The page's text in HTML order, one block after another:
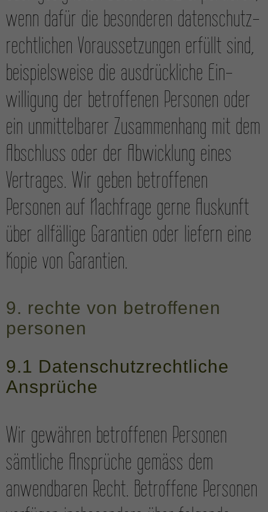
wenn dafür die besonderen daten­schutz­
rechtlichen Voraus­setzungen erfüllt sind,
beispiels­weise die ausdrückliche Ein­
willigung der betroffenen Personen oder
ein unmittelbarer Zusammen­hang mit dem
Abschluss oder der Abwicklung eines
Vertrages. Wir geben betroffenen
Personen auf Nachfrage gerne Auskunft
über allfällige Garantien oder liefern eine
Kopie von Garantien.
9. rechte von betroffenen
personen
9.1 Daten­schutz­rechtliche
Ansprüche
Wir gewähren betroffenen Personen
sämt­liche Ansprüche gemäss dem
anwendbaren Recht. Betroffene Personen